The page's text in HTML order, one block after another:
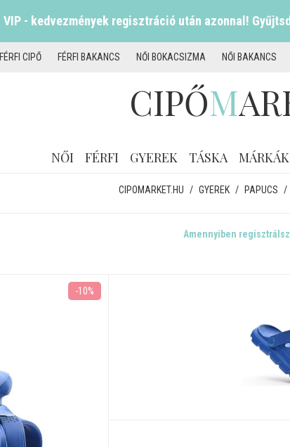
VIP - kedvezmények regisztráció után azonnal!
FÉRFI CIPŐ FÉRFI BAKANCS NŐI BOKACSIZMA NŐI BAKANCS
NŐI FÉRFI GYEREK TÁSKA MÁRKÁK
CIPŐM
CIPOMARKET.HU / GYEREK / PAPUCS /
Amennyiben
-10%